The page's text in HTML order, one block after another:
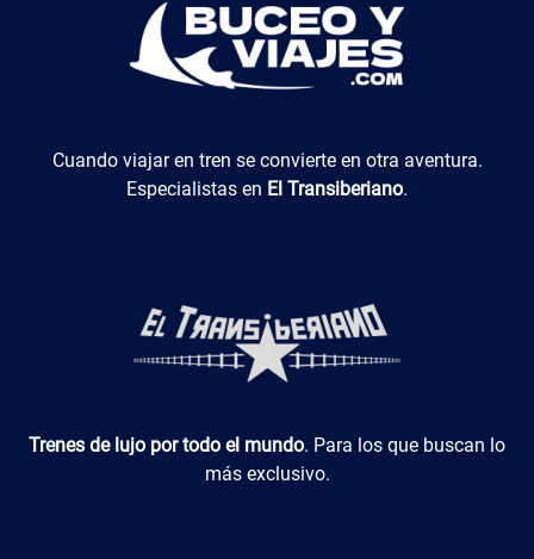
El Transiberiano
Cuando viajar en tren se convierte en otra aventura.
Especialistas en El Transiberiano.
Luxotren
Trenes de lujo por todo el mundo. Para los que buscan lo
más exclusivo.